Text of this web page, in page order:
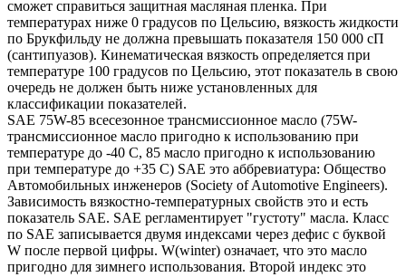
сможет справиться защитная масляная пленка. При
температурах ниже 0 градусов по Цельсию, вязкость жидкости
по Брукфильду не должна превышать показателя 150 000 сП
(сантипуазов). Кинематическая вязкость определяется при
температуре 100 градусов по Цельсию, этот показатель в свою
очередь не должен быть ниже установленных для
классификации показателей.
SAE 75W-85 всесезонное трансмиссионное масло (75W-
трансмиссионное масло пригодно к использованию при
температуре до -40 С, 85 масло пригодно к использованию
при температуре до +35 С) SAE это аббревиатура: Общество
Автомобильных инженеров (Society of Automotive Engineers).
Зависимость вязкостно-температурных свойств это и есть
показатель SAE. SAE регламентирует "густоту" масла. Класс
по SAE записывается двумя индексами через дефис с буквой
W после первой цифры. W(winter) означает, что это масло
пригодно для зимнего использования. Второй индекс это